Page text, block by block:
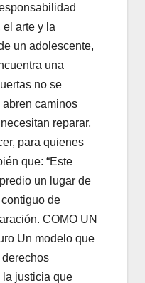
arte y la
un adolescente,
una
no se
caminos
reparar,
para quienes
que: “Este
un lugar de
de
COMO UN
Un modelo que
la justicia que